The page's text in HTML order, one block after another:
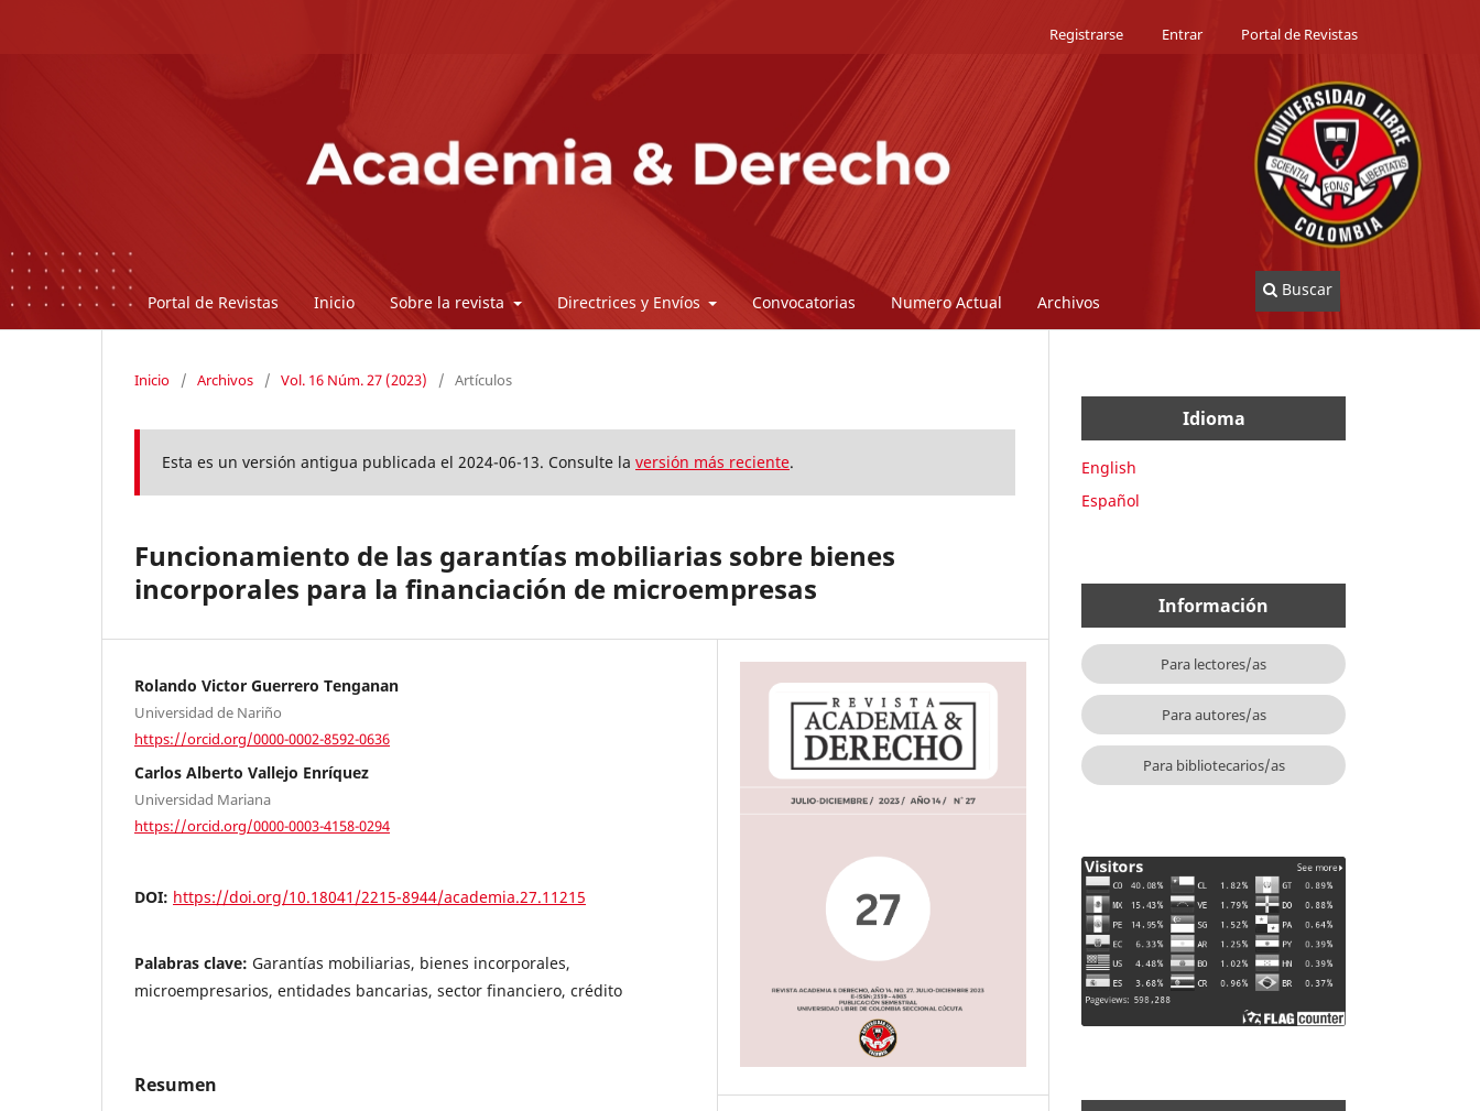
Portal de Revistas Inicio Sobre la revista Directrices y Envíos Convocatorias Numero Actual Archivos
Buscar
Registrarse Entrar Portal de Revistas
Inicio / Archivos / Vol. 16 Núm. 27 (2023) / Artículos
Esta es un versión antigua publicada el 2024-06-13. Consulte la versión más reciente.
Funcionamiento de las garantías mobiliarias sobre bienes
incorporales para la financiación de microempresas
Rolando Victor Guerrero Tenganan
Universidad de Nariño
https://orcid.org/0000-0002-8592-0636
Carlos Alberto Vallejo Enríquez
Universidad Mariana
https://orcid.org/0000-0003-4158-0294
DOI: https://doi.org/10.18041/2215-8944/academia.27.11215
Palabras clave: Garantías mobiliarias, bienes incorporales,
microempresarios, entidades bancarias, sector financiero, crédito
Resumen
Idioma
English
Español
Información
Para lectores/as
Para autores/as
Para bibliotecarios/as